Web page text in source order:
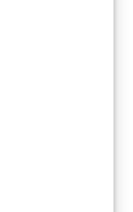
de fond
Sa
sur